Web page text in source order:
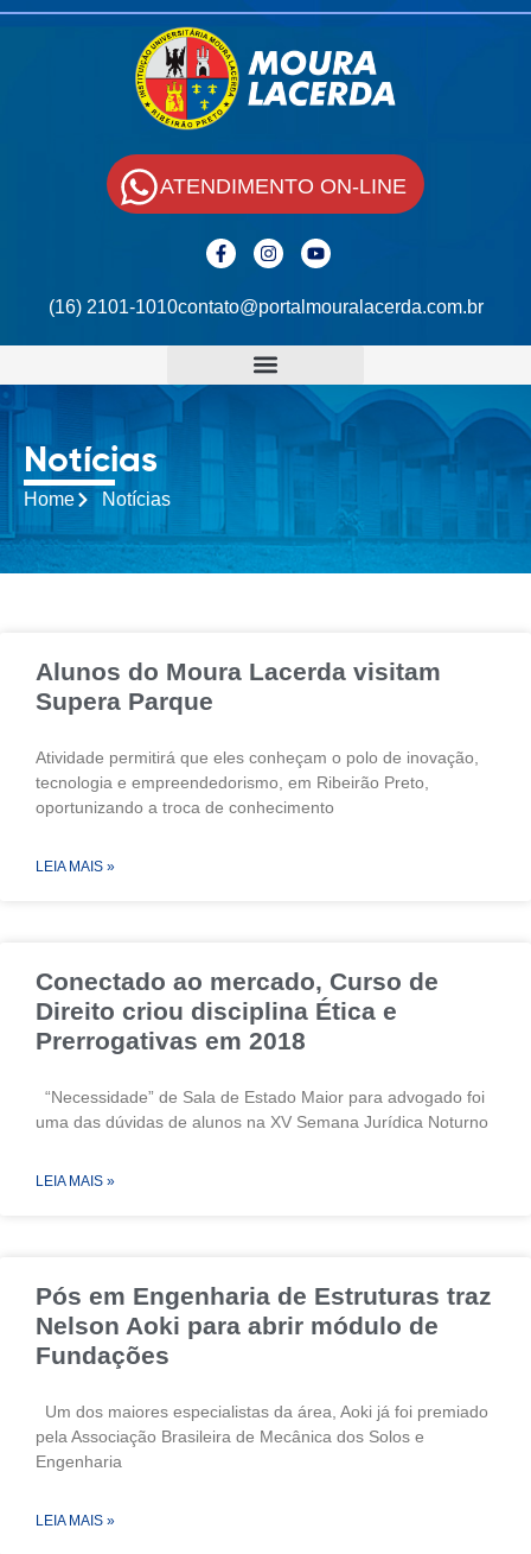
(16) 2101-1010contato@portalmouralacerda.com.br
ATENDIMENTO ON-LINE
Notícias
Home Notícias
Alunos do Moura Lacerda visitam
Supera Parque
Atividade permitirá que eles conheçam o polo de inovação,
tecnologia e empreendedorismo, em Ribeirão Preto,
oportunizando a troca de conhecimento
LEIA MAIS »
Conectado ao mercado, Curso de
Direito criou disciplina Ética e
Prerrogativas em 2018
“Necessidade” de Sala de Estado Maior para advogado foi
uma das dúvidas de alunos na XV Semana Jurídica Noturno
LEIA MAIS »
Pós em Engenharia de Estruturas traz
Nelson Aoki para abrir módulo de
Fundações
Um dos maiores especialistas da área, Aoki já foi premiado
pela Associação Brasileira de Mecânica dos Solos e
Engenharia
LEIA MAIS »